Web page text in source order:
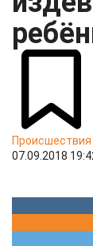
Происшествия
07.09.2018